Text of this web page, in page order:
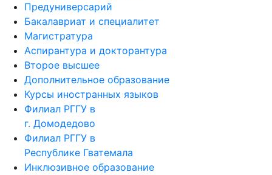
Предуниверсарий
Бакалавриат и специалитет
Магистратура
Аспирантура и докторантура
Второе высшее
Дополнительное образование
Курсы иностранных языков
Филиал РГГУ в
г. Домодедово
Филиал РГГУ в
Республике Гватемала
Инклюзивное образование